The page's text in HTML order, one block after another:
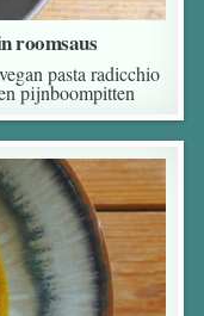
roomsaus
pasta radicchio
pijnboompitten